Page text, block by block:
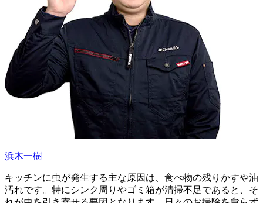
浜木一樹
キッチンに虫が発生する主な原因は、食べ物の残りかすや油
汚れです。特にシンク周りやゴミ箱が清掃不足であると、そ